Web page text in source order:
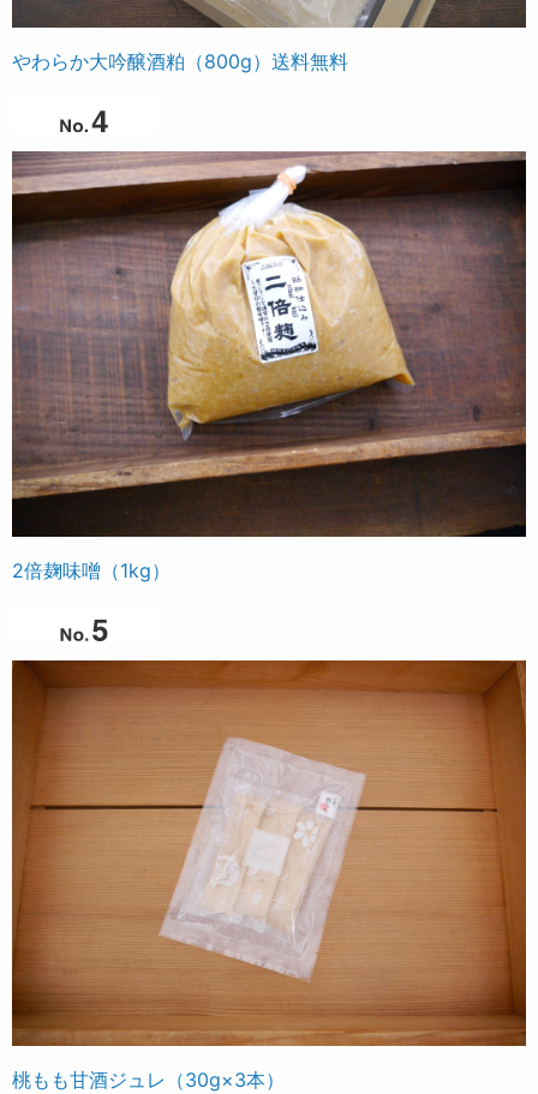
やわらか大吟醸酒粕（800g）送料無料
2倍麹味噌（1kg）
桃もも甘酒ジュレ（30g×3本）